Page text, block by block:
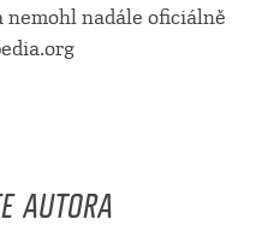
nemohl nadále oficiálně
AUTORA